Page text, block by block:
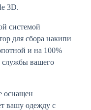
3D.
системой
для сбора накипи
и на 100%
службы вашего
оснащен
вашу одежду с